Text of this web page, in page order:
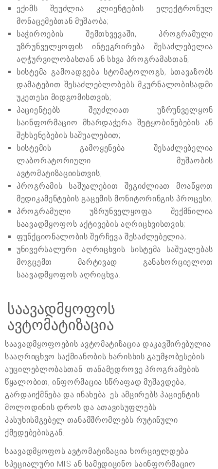
ექიმს შეუძლია კლიენტების ელექტრონულ
მონაცემებთან მუშაობა;
საჭიროების შემთხვევაში, პროგრამული
უზრუნველყოფის ინტეგრირება შესაძლებელია
აღჭურვილობასთან ან სხვა პროგრამასთან;
სისტემა გამოადგება სტომატოლოგს, სთავაზობს
დამატებით შესაძლებლობებს მკურნალობისადმი
უკეთესი მიდგომისთვის;
პაციენტებს შეუძლიათ უზრუნველყონ
საინფორმაციო მხარდაჭერა შეტყობინებების ან
შეხსენებების საშუალებით;
სისტემის გამოყენება შესაძლებელია
ლაბორატორიული მუშაობის
ავტომატიზაციისთვის;
პროგრამის საშუალებით შეგიძლიათ მოაწყოთ
მედიკამენტების გაცემის მონიტორინგის პროცესი;
პროგრამული უზრუნველყოფა შექმნილია
საავადმყოფოს აქტივების აღრიცხვისთვის;
ფუნქციონალობის შერჩევა შესაძლებელია;
უნივერსალური აღრიცხვის სისტემა საშუალებას
მოგცემთ მარტივად განახორციელოთ
საავადმყოფოს აღრიცხვა.
საავადმყოფოს
ავტომატიზაცია
საავადმყოფოების ავტომატიზაცია დაკავშირებულია
სააღრიცხვო საქმიანობის ხარისხის გაუმჯობესების
აუცილებლობასთან. თანამედროვე პროგრამების
წყალობით, ინფორმაცია სწრაფად მუშავდება,
გარდაიქმნება და ინახება. ეს ამცირებს პაციენტის
მოლოდინის დროს და ათავისუფლებს
პასუხისმგებელ თანამშრომლებს რუტინული
ქმედებებისგან.
საავადმყოფოს ავტომატიზაცია ხორციელდება
სპეციალური MIS ან სამედიცინო საინფორმაციო